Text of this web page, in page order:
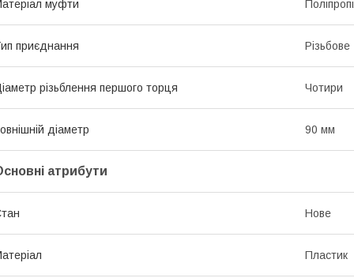
муфти
приєднання Різьбове
різьблення першого торця Чотири
діаметр 90 мм
атрибути
Нове
Пластик